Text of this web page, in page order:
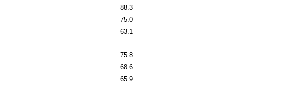
88.3
75.0
63.1
75.8
68.6
65.9